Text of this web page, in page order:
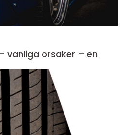
vanliga orsaker – en